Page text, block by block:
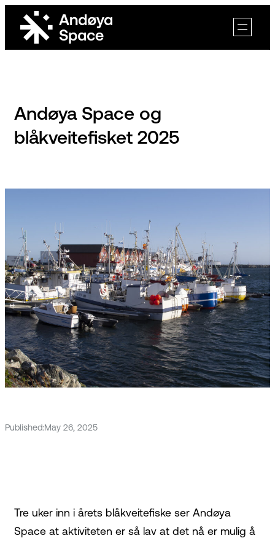
content
Andøya Space og
blåkveitefisket 2025
Published:May 26, 2025
Tre uker inn i årets blåkveitefiske ser Andøya
Space at aktiviteten er så lav at det nå er mulig å